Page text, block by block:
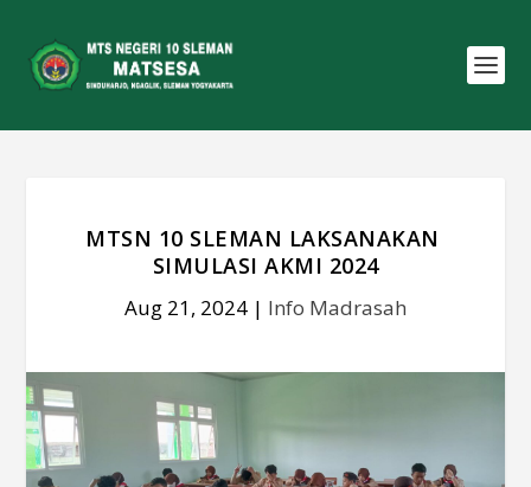
MTSN 10 SLEMAN LAKSANAKAN
SIMULASI AKMI 2024
Aug 21, 2024 | Info Madrasah